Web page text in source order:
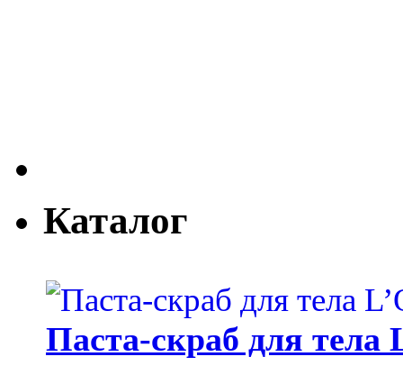
Каталог
Паста-скраб для